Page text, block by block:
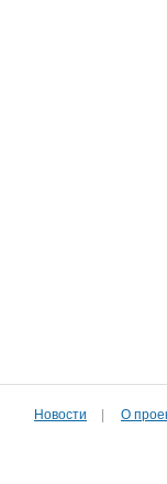
Новости О